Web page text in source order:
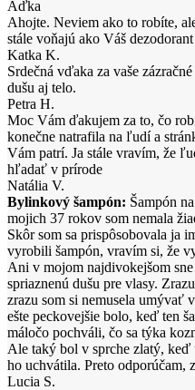
Aďka
Ahojte. Neviem ako to robíte,
stále voňajú ako Váš
Katka K.
Srdečná vďaka za vaše
dušu aj telo.
Petra H.
Moc Vám ďakujem za to, čo
konečne natrafila na ľudí a
Vám patrí. Ja stále vravím, že
hľadať v prírode
Natália V.
Bylinkový šampón: Šampón
mojich 37 rokov som nemala
Skôr som sa prispôsobovala ja
vyrobili šampón, vravím si, že
Ani v mojom najdivokejšom
spriaznenú dušu pre vlasy.
zrazu som si nemusela umývať
ešte peckovejšie bolo, keď ten
máločo pochváli, čo sa týka
Ale taký bol v sprche zlatý,
ho uchvátila. Preto odporúčam,
Lucia S.